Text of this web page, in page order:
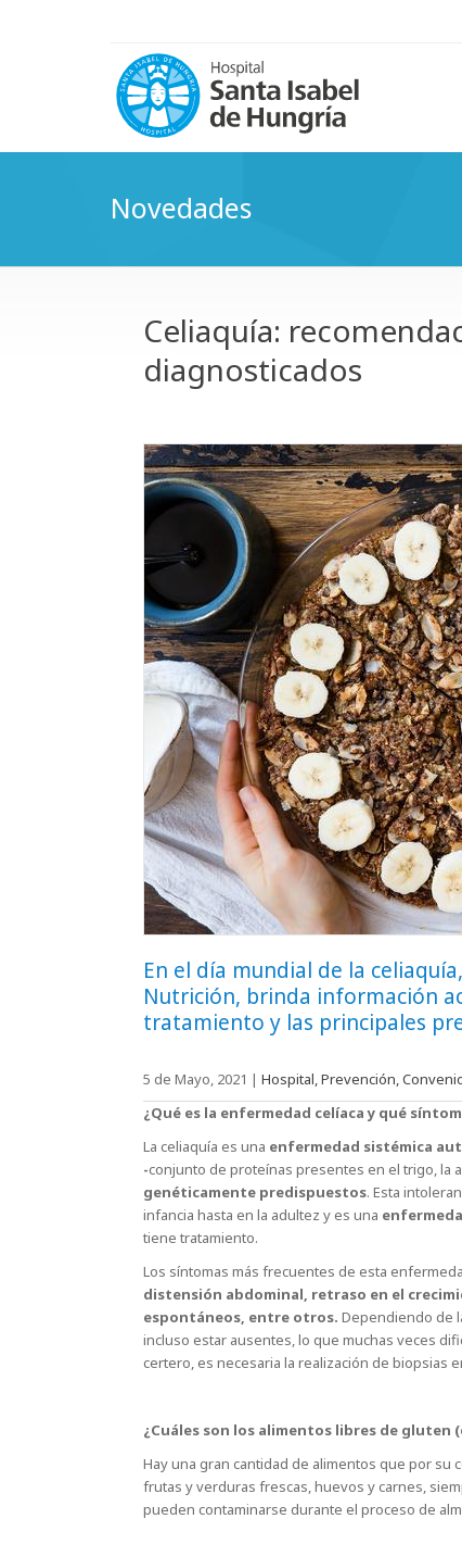
Novedades
Celiaquía:
diagnosticados
En el día mundial de la
Nutrición, brinda información
tratamiento y las principales
5 de Mayo, 2021 | Hospital, Prevención,
¿Qué es la enfermedad celíaca y qué
La celiaquía es una enfermedad sistémica
-conjunto de proteínas presentes en el trigo, la
genéticamente predispuestos. Esta
infancia hasta en la adultez y es una
tiene tratamiento.
Los síntomas más frecuentes de esta
distensión abdominal, retraso en el
espontáneos, entre otros. Dependiendo de
incluso estar ausentes, lo que muchas veces
certero, es necesaria la realización de biopsias
¿Cuáles son los alimentos libres de gluten
Hay una gran cantidad de alimentos que por su
frutas y verduras frescas, huevos y carnes,
pueden contaminarse durante el proceso de